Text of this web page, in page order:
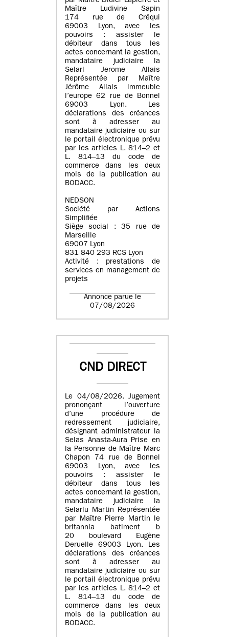
Maître Ludivine Sapin
174 rue de Créqui
69003 Lyon, avec les
pouvoirs : assister le
débiteur dans tous les
actes concernant la gestion,
mandataire judiciaire la
Selarl Jerome Allais
Représentée par Maître
Jérôme Allais immeuble
l’europe 62 rue de Bonnel
69003 Lyon. Les
déclarations des créances
sont à adresser au
mandataire judiciaire ou sur
le portail électronique prévu
par les articles L. 814–2 et
L. 814–13 du code de
commerce dans les deux
mois de la publication au
BODACC.
NEDSON
Société par Actions
Simplifiée
Siège social : 35 rue de
Marseille
69007 Lyon
831 840 293 RCS Lyon
Activité : prestations de
services en management de
projets
Annonce parue le
07/08/2026
CND DIRECT
Le 04/08/2026. Jugement
prononçant l’ouverture
d’une procédure de
redressement judiciaire,
désignant administrateur la
Selas Anasta-Aura Prise en
la Personne de Maître Marc
Chapon 74 rue de Bonnel
69003 Lyon, avec les
pouvoirs : assister le
débiteur dans tous les
actes concernant la gestion,
mandataire judiciaire la
Selarlu Martin Représentée
par Maître Pierre Martin le
britannia batiment b
20 boulevard Eugène
Deruelle 69003 Lyon. Les
déclarations des créances
sont à adresser au
mandataire judiciaire ou sur
le portail électronique prévu
par les articles L. 814–2 et
L. 814–13 du code de
commerce dans les deux
mois de la publication au
BODACC.